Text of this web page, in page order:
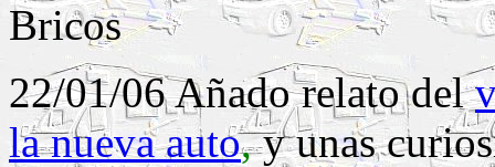
Bricos
22/01/06 Añado relato del
la nueva auto,y unas